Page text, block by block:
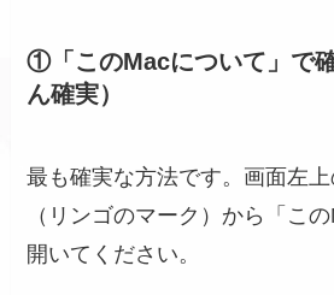
①「このMacについて」で
ん確実）
最も確実な方法です。画面左
（リンゴのマーク）から「こ
開いてください。